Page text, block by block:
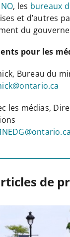
, les bureaux
et d’autres
du
pour les
Bureau du
les médias,
de